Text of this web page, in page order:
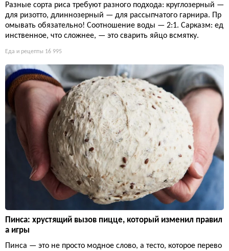
Разные сорта риса требуют разного подхода: круглозерный —
для ризотто, длиннозерный — для рассыпчатого гарнира. Пр
омывать обязательно! Соотношение воды — 2:1. Сарказм: ед
инственное, что сложнее, — это сварить яйцо всмятку.
Еда и рецепты 16 995
Пинса: хрустящий вызов пицце, который изменил правил
а игры
Пинса — это не просто модное слово, а тесто, которое перево